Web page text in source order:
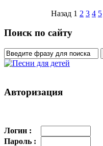
Назад 1 2 3 4 5
Поиск по сайту
Авторизация
Логин :
Пароль :